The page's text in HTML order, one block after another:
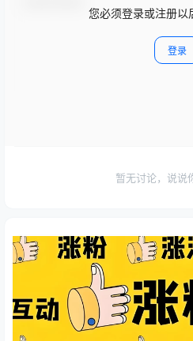
您必须登录或注册以
登录
暂无讨论，说说